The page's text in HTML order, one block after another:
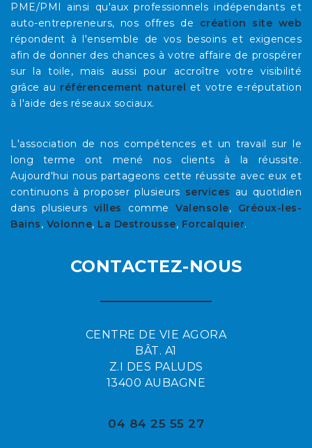
PME/PMI ainsi qu'aux professionnels indépendants et
auto-entrepreneurs, nos offres de création site web
répondent à l'ensemble de vos besoins et exigences
afin de donner des chances à votre affaire de prospérer
sur la toile, mais aussi pour accroître votre visibilité
grâce au référencement naturel et votre e-réputation
à l'aide des réseaux sociaux.
L'association de nos compétences et un travail sur le
long terme ont mené nos clients à la réussite.
Aujourd'hui nous partageons cette réussite avec eux et
continuons à proposer plusieurs services au quotidien
dans plusieurs villes comme Valensole, Gréoux-les-
Bains, Volonne, La Destrousse, Forcalquier.
CONTACTEZ-NOUS
CENTRE DE VIE AGORA
BÂT. A1
Z.I DES PALUDS
13400 AUBAGNE
04 84 25 55 27